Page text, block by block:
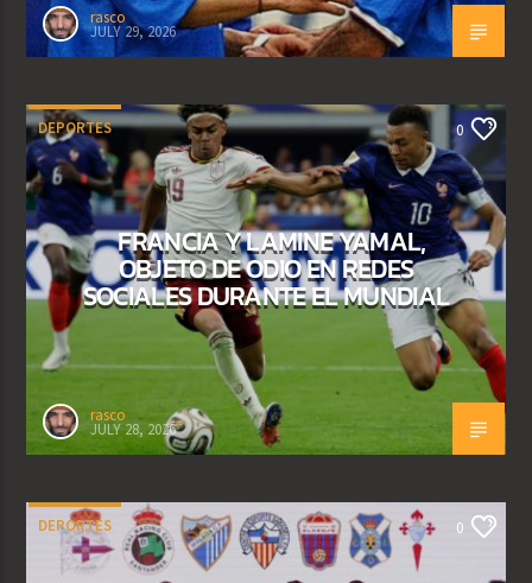
rasco
JULY 29, 2026
DEPORTES 0
FRANCIA Y LAMINE YAMAL,
OBJETO DE ODIO EN REDES
SOCIALES DURANTE EL MUNDIAL
rasco
JULY 28, 2026
DEPORTES 0